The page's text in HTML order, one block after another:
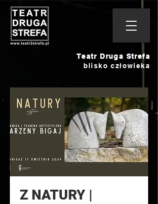
Teatr Druga Strefa
blisko człowieka
Z NATURY |